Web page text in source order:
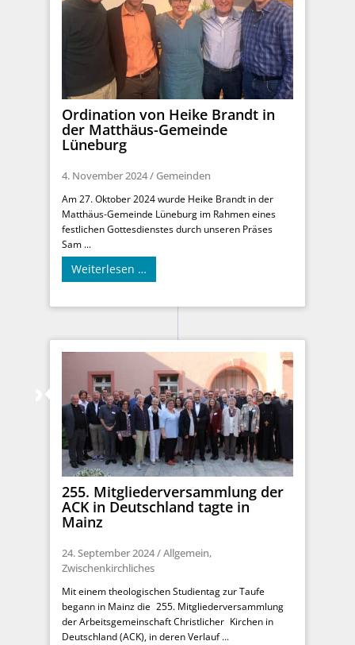
Ordination von Heike Brandt in
der Matthäus-Gemeinde
Lüneburg
4. November 2024/ Gemeinden
Am 27. Oktober 2024 wurde Heike Brandt in der
Matthäus-Gemeinde Lüneburg im Rahmen eines
festlichen Gottesdienstes durch unseren Präses
Sam ...
Weiterlesen …
255. Mitgliederversammlung der
ACK in Deutschland tagte in
Mainz
24. September 2024/Allgemein,
Zwischenkirchliches
Mit einem theologischen Studientag zur Taufe
begann in Mainz die 255. Mitgliederversammlung
der Arbeitsgemeinschaft Christlicher Kirchen in
Deutschland (ACK), in deren Verlauf ...